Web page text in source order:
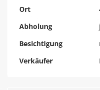
Ort
Abholung
Besichtigung
Verkäufer